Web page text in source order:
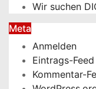
Wir suchen
Meta
Anmelden
Eintrags-Feed
Kommentar-